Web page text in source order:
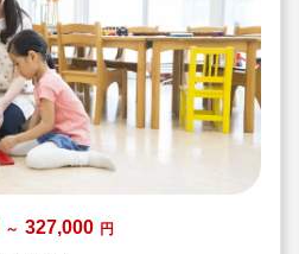
～ 327,000 円